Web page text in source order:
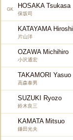
GK HOSAKA Tsukasa
保坂司
KATAYAMA Hiroshi
片山洋
OZAWA Michihiro
小沢通宏
TAKAMORI Yasuo
高森泰男
SUZUKI Ryozo
鈴木良三
KAMATA Mitsuo
鎌田光夫